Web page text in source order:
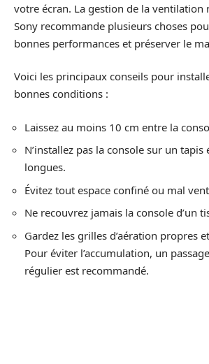
votre écran. La gestion de la ventilation
Sony recommande plusieurs choses
bonnes performances et préserver le
Voici les principaux conseils pour
bonnes conditions :
Laissez au moins 10 cm entre la
N’installez pas la console sur un tapis
longues.
Évitez tout espace confiné ou mal
Ne recouvrez jamais la console d’un
Gardez les grilles d’aération propres
Pour éviter l’accumulation, un
régulier est recommandé.